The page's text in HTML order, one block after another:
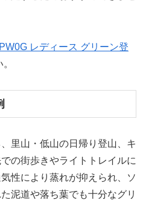
レディース グリーン登
里山・低山の日帰り登山、キ
の街歩きやライトトレイルに
性により蒸れが抑えられ、ソ
泥道や落ち葉でも十分なグリ